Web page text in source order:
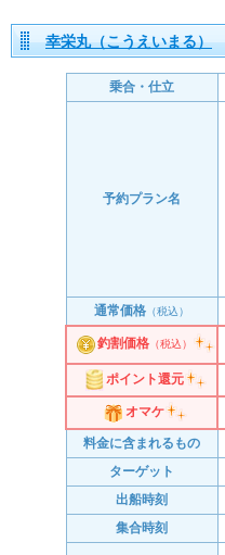
幸栄丸（こうえいまる）
乗合・仕立
予約プラン名
通常価格 （税込）
釣割価格（税込）
ポイント還元
オマケ
料金に含まれるもの
ターゲット
出船時刻
集合時刻